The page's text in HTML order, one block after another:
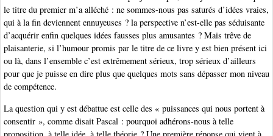
le titre du premier m’a alléché : ne sommes-nous pas saturés d’idées vraies,
qui à la fin deviennent ennuyeuses ? la perspective n’est-elle pas séduisante
d’acquérir enfin quelques idées fausses plus amusantes ? Mais trêve de
plaisanterie, si l’humour promis par le titre de ce livre y est bien présent ici
ou là, dans l’ensemble c’est extrêmement sérieux, trop sérieux d’ailleurs
pour que je puisse en dire plus que quelques mots sans dépasser mon niveau
de compétence.
La question qui y est débattue est celle des « puissances qui nous portent à
consentir », comme disait Pascal : pourquoi adhérons-nous à telle